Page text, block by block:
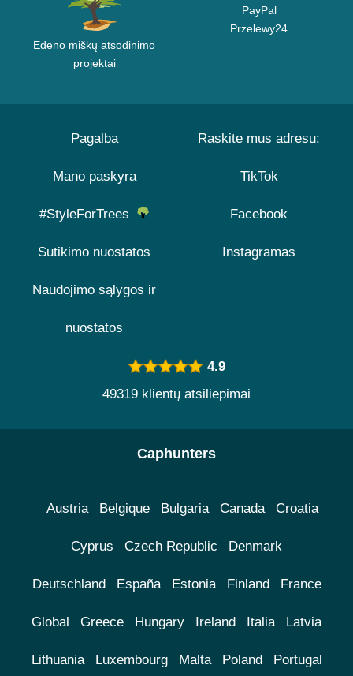
Edeno miškų atsodinimo
projektai
PayPal
Przelewy24
Pagalba
Mano paskyra
#StyleForTrees
Sutikimo nuostatos
Naudojimo sąlygos ir
nuostatos
Raskite mus adresu:
TikTok
Facebook
Instagramas
4.9
49319 klientų atsiliepimai
Caphunters
Austria Belgique Bulgaria Canada Croatia
Cyprus Czech Republic Denmark
Deutschland España Estonia Finland France
Global Greece Hungary Ireland Italia Latvia
Lithuania Luxembourg Malta Poland Portugal